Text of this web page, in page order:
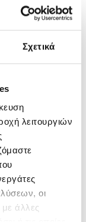
Σχετικά
λειτουργιών
οι
άλλες
Jigman